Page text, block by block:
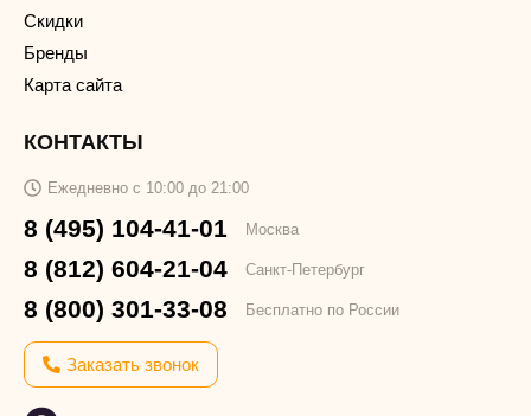
Скидки
Бренды
Карта сайта
КОНТАКТЫ
Ежедневно с 10:00 до 21:00
8 (495) 104-41-01 Москва
8 (812) 604-21-04 Санкт-Петербург
8 (800) 301-33-08 Бесплатно по России
Заказать звонок